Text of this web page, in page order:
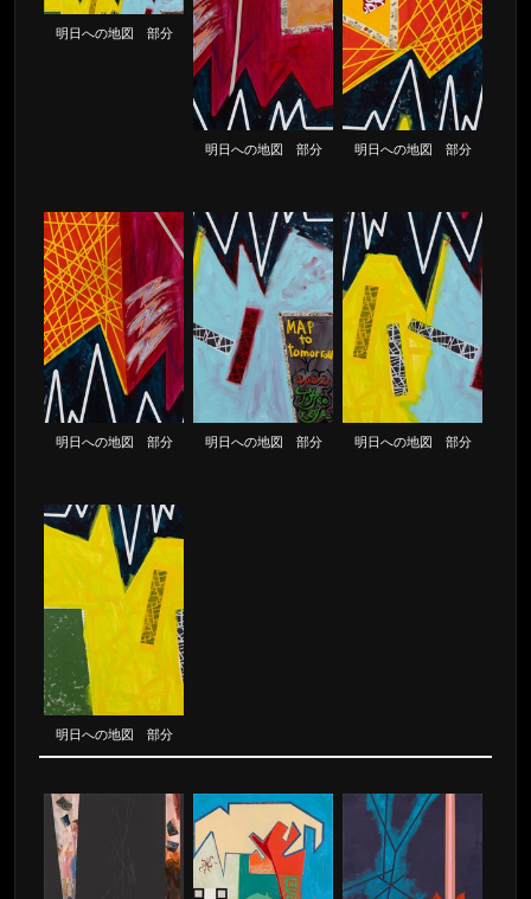
明日への地図 部分
明日への地図 部分 明日への地図 部分
明日への地図 部分 明日への地図 部分 明日への地図 部分
明日への地図 部分